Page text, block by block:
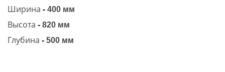
Ширина - 400 мм
Высота - 820 мм
Глубина - 500 мм